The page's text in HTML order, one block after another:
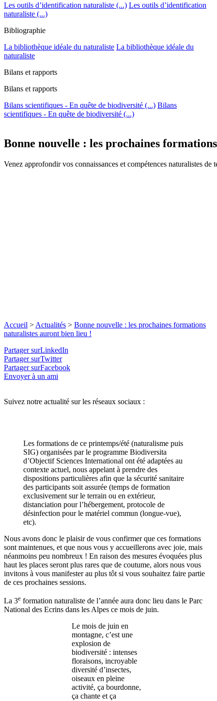
Les outils d’identification naturaliste (...) Les outils d’identification
naturaliste (...)
Bibliographie
La bibliothèque idéale du naturaliste La bibliothèque idéale du
naturaliste
Bilans et rapports
Bilans et rapports
Bilans scientifiques - En quête de biodiversité (...) Bilans
scientifiques - En quête de biodiversité (...)
Bonne nouvelle : les prochaines
Venez approfondir vos connaissances et compétences naturalistes
Accueil > Actualités > Bonne nouvelle : les prochaines formations
naturalistes auront bien lieu !
Partager surLinkedIn
Partager surTwitter
Partager surFacebook
Envoyer à un ami
Suivez notre actualité sur les réseaux sociaux :
Les formations de ce printemps/été (naturalisme puis
SIG) organisées par le programme Biodiversita
d’Objectif Sciences International ont été adaptées au
contexte actuel, nous appelant à prendre des
dispositions particulières afin que la sécurité sanitaire
des participants soit assurée (temps de formation
exclusivement sur le terrain ou en extérieur,
distanciation pour l’hébergement, protocole de
désinfection pour le matériel commun (longue-vue),
etc).
Nous avons donc le plaisir de vous confirmer que ces formations
sont maintenues, et que nous vous y accueillerons avec joie, mais
néanmoins peu nombreux ! En raison des mesures évoquées plus
haut les places seront plus rares que de coutume, alors nous vous
invitons à vous manifester au plus tôt si vous souhaitez faire partie
de ces prochaines sessions.
La 3e formation naturaliste de l’année aura donc lieu dans le Parc
National des Ecrins dans les Alpes ce mois de juin.
Le mois de juin en
montagne, c’est une
explosion de
biodiversité : intenses
floraisons, incroyable
diversité d’insectes,
oiseaux en pleine
activité, ça bourdonne,
ça chante et ça